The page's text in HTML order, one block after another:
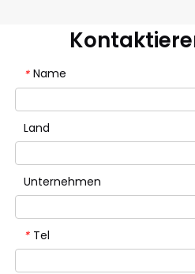
* Name
Land
Unternehmen
* Tel